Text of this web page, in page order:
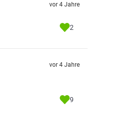
vor 4 Jahre
2
vor 4 Jahre
9